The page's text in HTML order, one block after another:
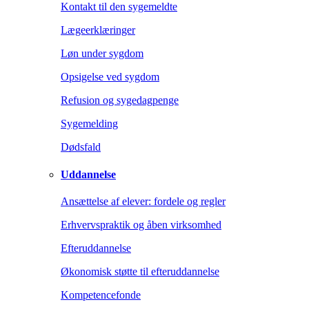
Kontakt til den sygemeldte
Lægeerklæringer
Løn under sygdom
Opsigelse ved sygdom
Refusion og sygedagpenge
Sygemelding
Dødsfald
Uddannelse
Ansættelse af elever: fordele og regler
Erhvervspraktik og åben virksomhed
Efteruddannelse
Økonomisk støtte til efteruddannelse
Kompetencefonde